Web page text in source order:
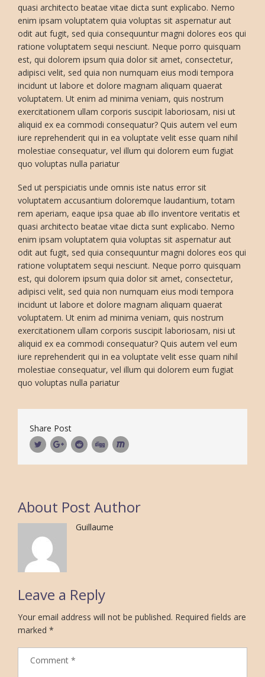
quasi architecto beatae vitae dicta sunt explicabo. Nemo
enim ipsam voluptatem quia voluptas sit aspernatur aut
odit aut fugit, sed quia consequuntur magni dolores eos qui
ratione voluptatem sequi nesciunt. Neque porro quisquam
est, qui dolorem ipsum quia dolor sit amet, consectetur,
adipisci velit, sed quia non numquam eius modi tempora
incidunt ut labore et dolore magnam aliquam quaerat
voluptatem. Ut enim ad minima veniam, quis nostrum
exercitationem ullam corporis suscipit laboriosam, nisi ut
aliquid ex ea commodi consequatur? Quis autem vel eum
iure reprehenderit qui in ea voluptate velit esse quam nihil
molestiae consequatur, vel illum qui dolorem eum fugiat
quo voluptas nulla pariatur
Sed ut perspiciatis unde omnis iste natus error sit
voluptatem accusantium doloremque laudantium, totam
rem aperiam, eaque ipsa quae ab illo inventore veritatis et
quasi architecto beatae vitae dicta sunt explicabo. Nemo
enim ipsam voluptatem quia voluptas sit aspernatur aut
odit aut fugit, sed quia consequuntur magni dolores eos qui
ratione voluptatem sequi nesciunt. Neque porro quisquam
est, qui dolorem ipsum quia dolor sit amet, consectetur,
adipisci velit, sed quia non numquam eius modi tempora
incidunt ut labore et dolore magnam aliquam quaerat
voluptatem. Ut enim ad minima veniam, quis nostrum
exercitationem ullam corporis suscipit laboriosam, nisi ut
aliquid ex ea commodi consequatur? Quis autem vel eum
iure reprehenderit qui in ea voluptate velit esse quam nihil
molestiae consequatur, vel illum qui dolorem eum fugiat
quo voluptas nulla pariatur
Share Post
About Post Author
Guillaume
Leave a Reply
Your email address will not be published. Required fields are
marked *